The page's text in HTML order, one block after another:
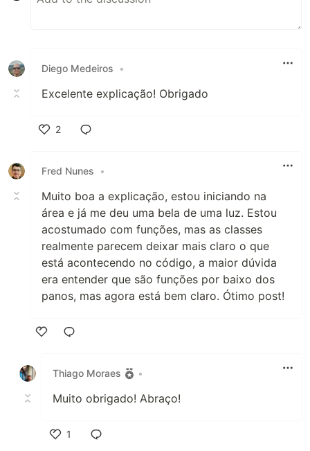
Diego Medeiros •
Excelente explicação! Obrigado
2
Fred Nunes
•
Muito boa a explicação, estou iniciando na
área e já me deu uma bela de uma luz. Estou
acostumado com funções, mas as classes
realmente parecem deixar mais claro o que
está acontecendo no código, a maior dúvida
era entender que são funções por baixo dos
panos, mas agora está bem claro. Ótimo post!
Thiago Moraes
•
Muito obrigado! Abraço!
1